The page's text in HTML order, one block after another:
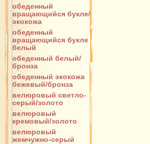
обеденный
вращающийся букле/
экокожа
обеденный
вращающийся букле
белый
обеденный белый/
бронза
обеденный экокожа
бежевый/бронза
велюровый светло-
серый/золото
велюровый
кремовый/золото
велюровый
жемчужно-серый